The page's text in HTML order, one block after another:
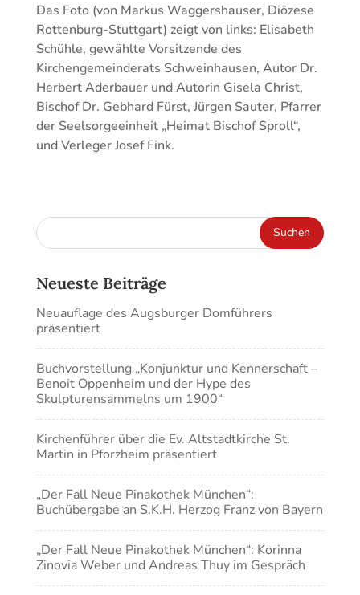
Das Foto (von Markus Waggershauser, Diözese
Rottenburg-Stuttgart) zeigt von links: Elisabeth
Schühle, gewählte Vorsitzende des
Kirchengemeinderats Schweinhausen, Autor Dr.
Herbert Aderbauer und Autorin Gisela Christ,
Bischof Dr. Gebhard Fürst, Jürgen Sauter, Pfarrer
der Seelsorgeeinheit „Heimat Bischof Sproll“,
und Verleger Josef Fink.
Neueste Beiträge
Neuauflage des Augsburger Domführers
präsentiert
Buchvorstellung „Konjunktur und Kennerschaft –
Benoit Oppenheim und der Hype des
Skulpturensammelns um 1900“
Kirchenführer über die Ev. Altstadtkirche St.
Martin in Pforzheim präsentiert
„Der Fall Neue Pinakothek München“:
Buchübergabe an S.K.H. Herzog Franz von Bayern
„Der Fall Neue Pinakothek München“: Korinna
Zinovia Weber und Andreas Thuy im Gespräch